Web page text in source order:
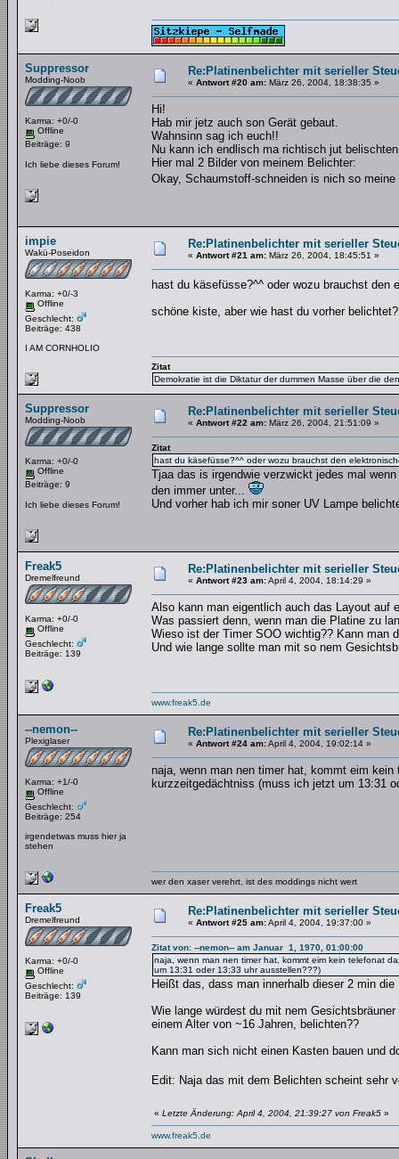
Suppressor
Modding-Noob
Karma: +0/-0
Offline
Beiträge: 9
Ich liebe dieses Forum!
Re:Platinenbelichter mit serieller
« Antwort #20 am: März 26, 2004, 18:38:35 »
Hi!
Hab mir jetz auch son Gerät gebaut.
Wahnsinn sag ich euch!!
Nu kann ich endlisch ma richtisch jut
Hier mal 2 Bilder von meinem Belichter:
Okay, Schaumstoff-schneiden is nich so
impie
Wakü-Poseidon
Karma: +0/-3
Offline
Geschlecht:
Beiträge: 438
I AM CORNHOLIO
Re:Platinenbelichter mit serieller
« Antwort #21 am: März 26, 2004, 18:45:51 »
hast du käsefüsse?^^ oder wozu brauchst
schöne kiste, aber wie hast du vorher
Zitat
Demokratie ist die Diktatur der dummen Masse über die
Suppressor
Modding-Noob
Karma: +0/-0
Offline
Beiträge: 9
Ich liebe dieses Forum!
Re:Platinenbelichter mit serieller
« Antwort #22 am: März 26, 2004, 21:51:09 »
Zitat
hast du käsefüsse?^^ oder wozu brauchst den
Tjaa das is irgendwie verzwickt jedes mal
den immer unter...
Und vorher hab ich mir soner UV Lampe
Freak5
Dremelfreund
Karma: +0/-0
Offline
Geschlecht:
Beiträge: 139
Re:Platinenbelichter mit serieller
« Antwort #23 am:April 4, 2004, 18:14:29 »
Also kann man eigentlich auch das Layout auf
Was passiert denn, wenn man die Platine zu
Wieso ist der Timer SOO wichtig?? Kann man
Und wie lange sollte man mit so nem
www.freak5.de
--nemon--
Plexiglaser
Karma: +1/-0
Offline
Geschlecht:
Beiträge: 254
irgendetwas muss hier ja
stehen
Re:Platinenbelichter mit serieller
« Antwort #24 am:April 4, 2004, 19:02:14 »
naja, wenn man nen timer hat, kommt eim
kurzzeitgedächtniss (muss ich jetzt um 13:31
wer den xaser verehrt, ist des moddings nicht wert
Freak5
Dremelfreund
Karma: +0/-0
Offline
Geschlecht:
Beiträge: 139
Re:Platinenbelichter mit serieller
« Antwort #25 am:April 4, 2004, 19:37:00 »
Zitat von: --nemon-- am Januar 1, 1970, 01:00:00
naja, wenn man nen timer hat, kommt eim kein telefonat
um 13:31 oder 13:33 uhr ausstellen???)
Heißt das, dass man innerhalb dieser 2 min
Wie lange würdest du mit nem
einem Alter von ~16 Jahren, belichten??
Kann man sich nicht einen Kasten bauen und
Edit: Naja das mit dem Belichten scheint sehr
« Letzte Änderung: April 4, 2004, 21:39:27 von Freak5 »
www.freak5.de